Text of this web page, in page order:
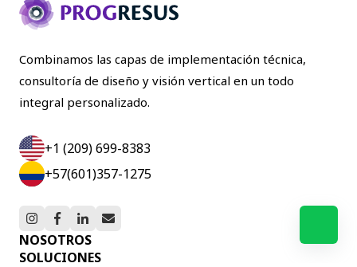
Combinamos las capas de implementación técnica,
consultoría de diseño y visión vertical en un todo
integral personalizado.
+1 (209) 699-8383
+57(601)357-1275
NOSOTROS
SOLUCIONES